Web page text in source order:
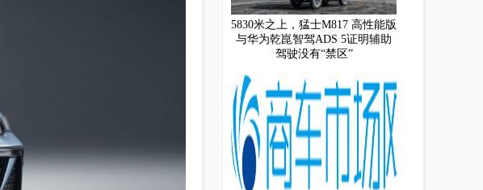
5830米之上，猛士M817 高性能版
与华为乾崑智驾ADS 5证明辅助
驾驶没有“禁区”